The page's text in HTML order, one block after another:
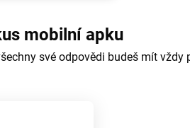
mobilní apku
své odpovědi budeš mít vždy